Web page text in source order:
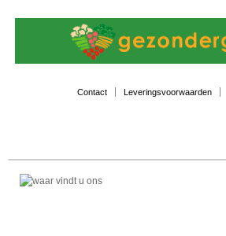
Contact Leveringsvoorwaarden